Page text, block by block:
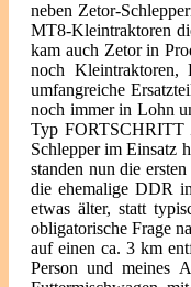
neben Zetor-
MT8-Kleintraktoren
kam auch Zetor in
noch Kleintraktoren,
umfangreiche
noch immer in Lohn
Typ FORTSCHRITT
Schlepper im Einsatz
standen nun die
die ehemalige DDR
etwas älter, statt
obligatorische Frage
auf einen ca. 3 km
Person und meines